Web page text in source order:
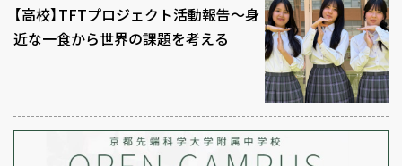
【高校】TFTプロジェクト活動報告～身
近な一食から世界の課題を考える